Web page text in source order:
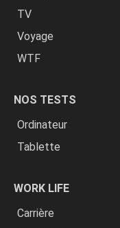
TV
Voyage
WTF
NOS TESTS
Ordinateur
Tablette
WORK LIFE
Carrière